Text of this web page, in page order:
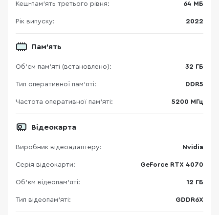
Кеш-пам’ять третього рівня: 64 МБ
Рік випуску: 2022
Пам'ять
Об’єм пам’яті (встановлено): 32 ГБ
Тип оперативної пам’яті: DDR5
Частота оперативної пам'яті: 5200 МГц
Відеокарта
Виробник відеоадаптеру: Nvidia
Серія відеокарти: GeForce RTX 4070
Об’єм відеопам’яті: 12 ГБ
Тип відеопам’яті: GDDR6X